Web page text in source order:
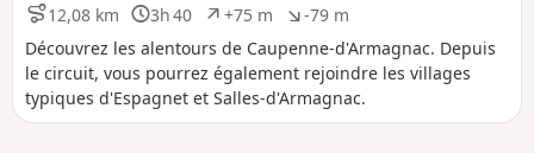
i
f
a
i
f
12,08 km
D
i
s
t
a
n
3h 40
D
u
r
é
e
+75 m
D
é
n
i
v
e
-79 m
D
é
n
i
v
e
Découvrez les alentours de Caupenne-d'Armagnac. Depuis
le circuit, vous pourrez également rejoindre les villages
typiques d'Espagnet et Salles-d'Armagnac.